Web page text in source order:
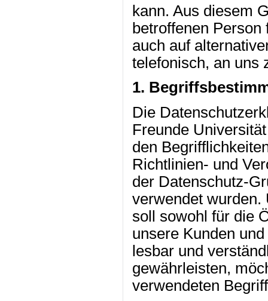
kann. Aus diesem
betroffenen Person
auch auf
telefonisch, an uns
1.
Die
Freunde
den
Richtlinien- und
der Datenschutz-
verwendet wurden.
soll sowohl für die
unsere Kunden
lesbar und
gewährleisten,
verwendeten